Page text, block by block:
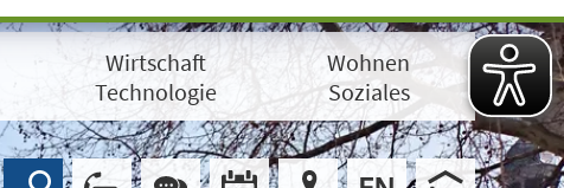
Wirtschaft
Technologie
Wohnen
Soziales